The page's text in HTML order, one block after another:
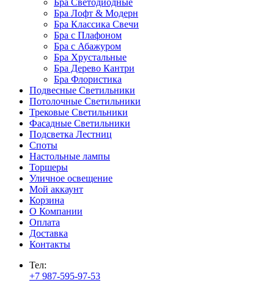
Бра Светодиодные
Бра Лофт & Модерн
Бра Классика Свечи
Бра с Плафоном
Бра с Абажуром
Бра Хрустальные
Бра Дерево Кантри
Бра Флористика
Подвесные Светильники
Потолочные Светильники
Трековые Светильники
Фасадные Светильники
Подсветка Лестниц
Споты
Настольные лампы
Торшеры
Уличное освещение
Мой аккаунт
Корзина
О Компании
Оплата
Доставка
Контакты
Тел:
+7 987-595-97-53